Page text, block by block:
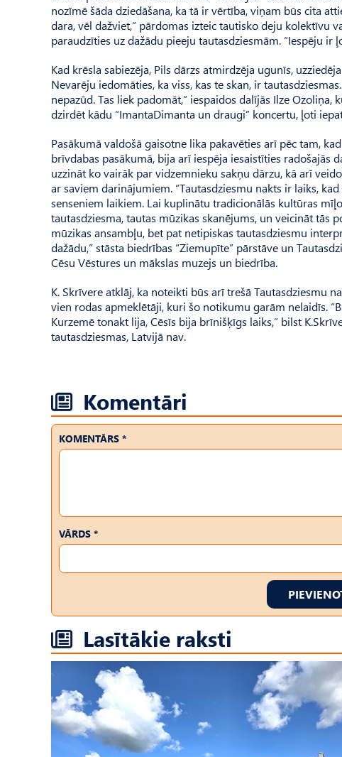
nozīmē šāda dziedāšana, ka tā ir vērtība, viņam būs cita
dara, vēl dažviet,” pārdomas izteic tautisko deju kolektīvu
paraudzīties uz dažādu pieeju tautasdziesmām. “Iespēju
Kad krēsla sabiezēja, Pils dārzs atmirdzēja ugunīs,
Nevarēju iedomāties, ka viss, kas te skan, ir
nepazūd. Tas liek padomāt,” iespaidos dalījās Ilze
dzirdēt kādu “ImantaDimanta un draugi” koncertu, ļoti
Pasākumā valdošā gaisotne lika pakavēties arī pēc tam,
brīvdabas pasākumā, bija arī iespēja iesaistīties radošajās
uzzināt ko vairāk par vidzemnieku sakņu dārzu, kā arī
ar saviem darinājumiem. “Tautasdziesmu nakts ir laiks,
senseniem laikiem. Lai kuplinātu tradicionālās kultūras
tautasdziesma, tautas mūzikas skanējums, un veicināt
mūzikas ansambļu, bet pat netipiskas tautasdziesmu
dažādu,” stāsta biedrības “Ziem­upīte” pārstāve un
Cēsu Vēstures un mākslas muzejs un biedrība.
K. Skrīvere atklāj, ka noteikti būs arī trešā Tautasdziesmu
vien rodas apmeklētāji, kuri šo notikumu garām nelaidīs.
Kurzemē tonakt lija, Cēsīs bija brīnišķīgs laiks,” bilst
tautasdziesmas, Latvijā nav.
Komentāri
KOMENTĀRS *
VĀRDS *
Lasītākie raksti